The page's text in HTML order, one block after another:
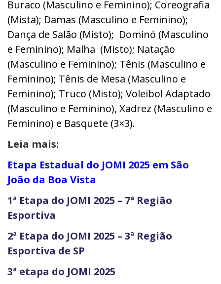
Buraco (Masculino e Feminino); Coreografia
(Mista); Damas (Masculino e Feminino);
Dança de Salão (Misto); Dominó (Masculino
e Feminino); Malha (Misto); Natação
(Masculino e Feminino); Tênis (Masculino e
Feminino); Tênis de Mesa (Masculino e
Feminino); Truco (Misto); Voleibol Adaptado
(Masculino e Feminino), Xadrez (Masculino e
Feminino) e Basquete (3×3).
Leia mais:
Etapa Estadual do JOMI 2025 em São
João da Boa Vista
1ª Etapa do JOMI 2025 – 7ª Região
Esportiva
2ª Etapa do JOMI 2025 – 3ª Região
Esportiva de SP
3ª etapa do JOMI 2025